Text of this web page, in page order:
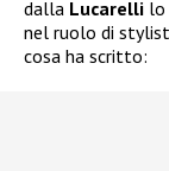
dalla Lucarelli lo
nel ruolo di stylist
cosa ha scritto: